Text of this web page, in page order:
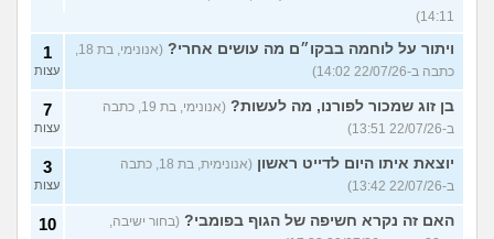
14:11)
ויתור על לוחמה בבקו״ם מה עושים אחרי?
(אנונימי, בת 18,
כתבה ב-22/07/26 14:02)
1
עצות
בן זוג שמכור לפורנו, מה לעשות?
(אנונימי, בת 19, כתבה
ב-22/07/26 13:51)
7
עצות
יוצאת איתו היום לדייט ראשון
(אנונימית, בת 18, כתבה
ב-22/07/26 13:42)
3
עצות
האם זה נקרא חשיפה של הגוף בפומבי? (בחור ישיבה,
10